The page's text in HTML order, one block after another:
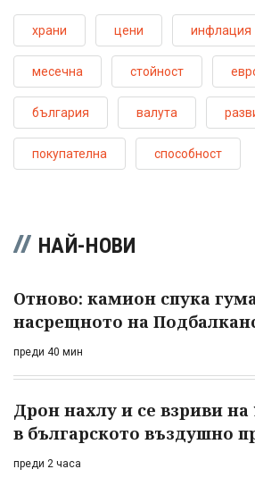
храни цени инфлация
месечна стойност
българия валута
покупателна способност
НАЙ-НОВИ
Отново: камион спука
насрещното на
преди 40 мин
Дрон нахлу и се взриви на
в българското въздушно
преди 2 часа